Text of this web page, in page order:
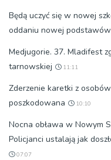
Będą uczyć się w nowej
oddaniu nowej
Medjugorie. 37. Mladifest
tarnowskiej
11:11
Zderzenie karetki z
poszkodowana
10:10
Nocna obława w Nowym
Policjanci ustalają jak
07:07